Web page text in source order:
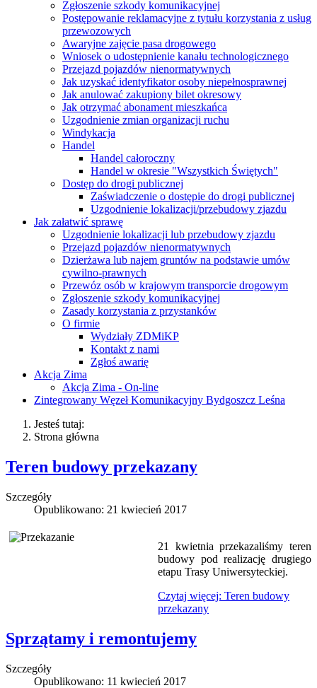
Zgłoszenie szkody komunikacyjnej
Postępowanie reklamacyjne z tytułu korzystania z usług
przewozowych
Awaryjne zajęcie pasa drogowego
Wniosek o udostępnienie kanału technologicznego
Przejazd pojazdów nienormatywnych
Jak uzyskać identyfikator osoby niepełnosprawnej
Jak anulować zakupiony bilet okresowy
Jak otrzymać abonament mieszkańca
Uzgodnienie zmian organizacji ruchu
Windykacja
Handel
Handel całoroczny
Handel w okresie "Wszystkich Świętych"
Dostęp do drogi publicznej
Zaświadczenie o dostępie do drogi publicznej
Uzgodnienie lokalizacji/przebudowy zjazdu
Jak załatwić sprawę
Uzgodnienie lokalizacji lub przebudowy zjazdu
Przejazd pojazdów nienormatywnych
Dzierżawa lub najem gruntów na podstawie umów
cywilno-prawnych
Przewóz osób w krajowym transporcie drogowym
Zgłoszenie szkody komunikacyjnej
Zasady korzystania z przystanków
O firmie
Wydziały ZDMiKP
Kontakt z nami
Zgłoś awarię
Akcja Zima
Akcja Zima - On-line
Zintegrowany Węzeł Komunikacyjny Bydgoszcz Leśna
Jesteś tutaj:
Strona główna
Teren budowy przekazany
Szczegóły
Opublikowano: 21 kwiecień 2017
21 kwietnia przekazaliśmy teren
budowy pod realizację drugiego
etapu Trasy Uniwersyteckiej.
Czytaj więcej: Teren budowy
przekazany
Sprzątamy i remontujemy
Szczegóły
Opublikowano: 11 kwiecień 2017